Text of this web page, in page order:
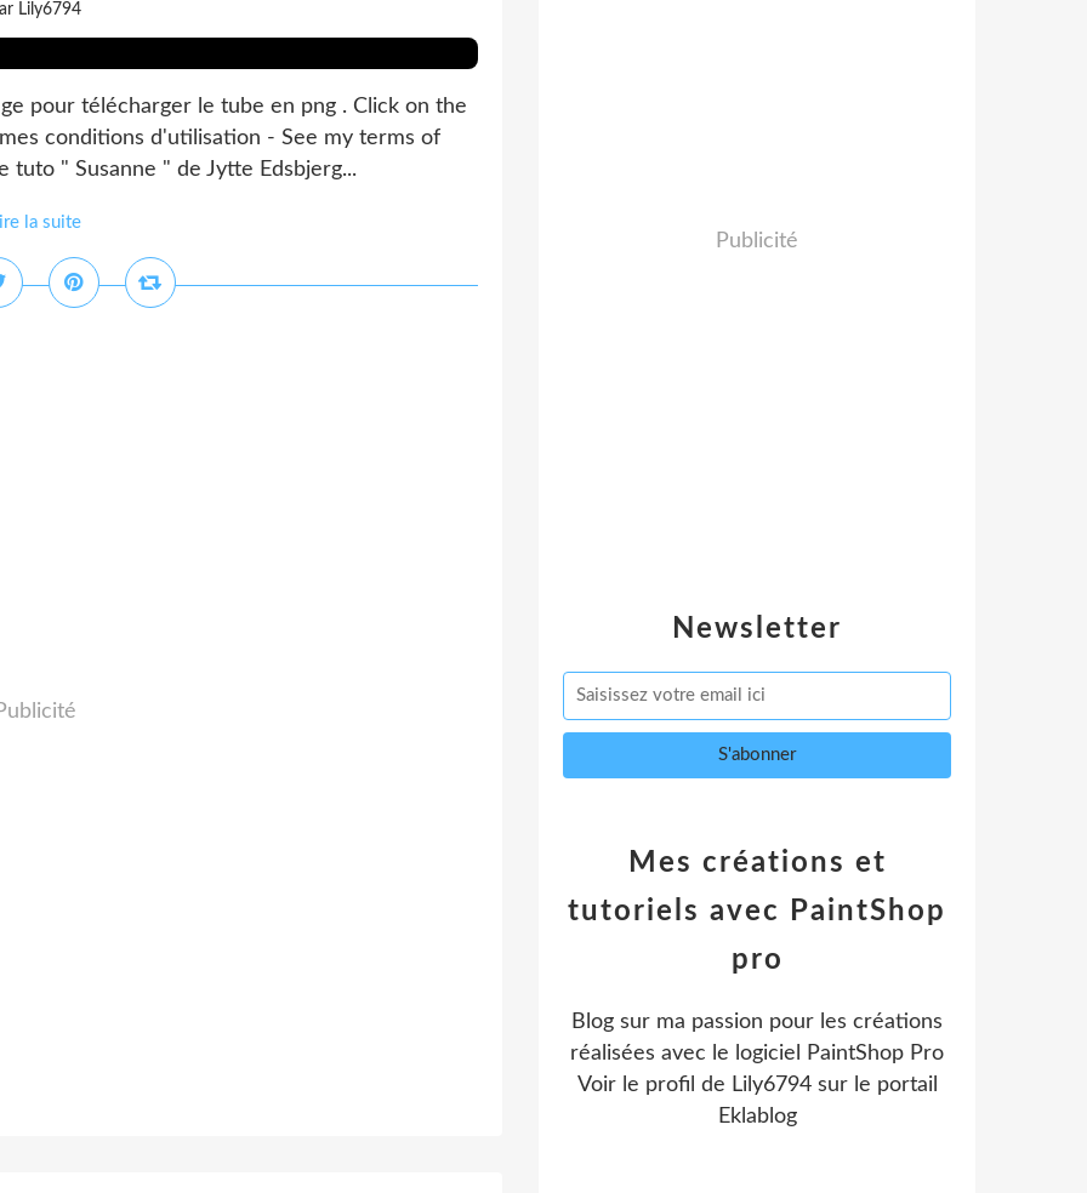
Lily6794
pour télécharger le tube en png . Click on the
conditions d'utilisation - See my terms of
tuto " Susanne " de Jytte Edsbjerg...
la suite
Newsletter
Publicité
Mes créations et
tutoriels avec PaintShop
pro
Blog sur ma passion pour les créations
réalisées avec le logiciel PaintShop Pro
Voir le profil de Lily6794sur le portail
Eklablog